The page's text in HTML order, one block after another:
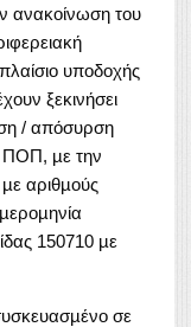
ανακοίνωση του
υποδοχής
ξεκινήσει
/ απόσυρση
ΠΟΠ, µε την
αριθµούς
150710 µε
σε